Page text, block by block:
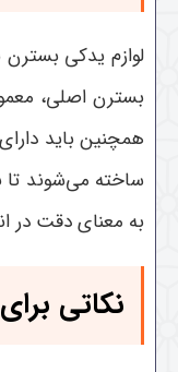
لوازم یدکی
بسترن اصلی،
همچنین باید
ساخته می‌شوند تا
به معنای دقت در
نکاتی